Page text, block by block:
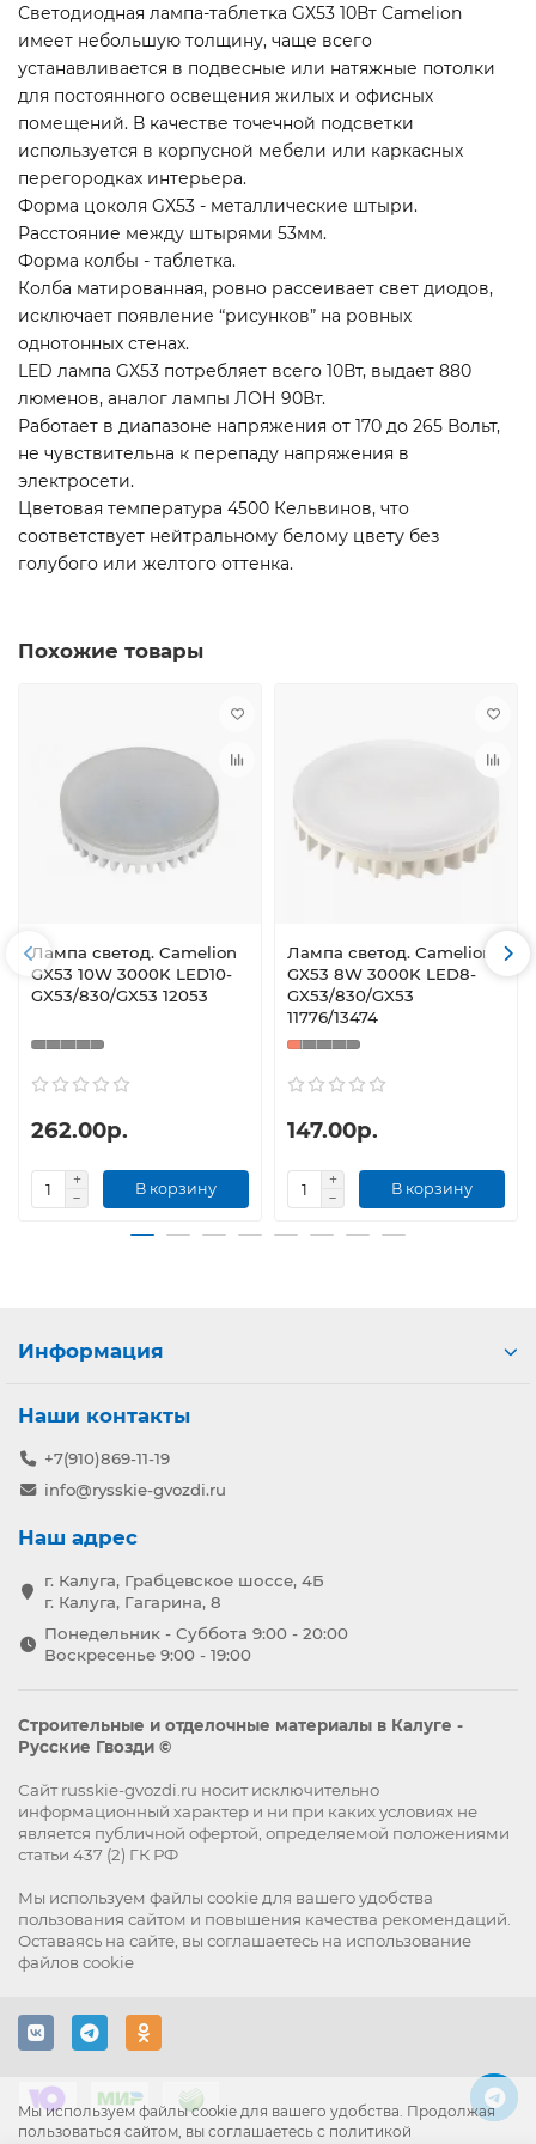
Светодиодная лампа-таблетка GX53 10Вт Camelion
имеет небольшую толщину, чаще всего
устанавливается в подвесные или натяжные потолки
для постоянного освещения жилых и офисных
помещений. В качестве точечной подсветки
используется в корпусной мебели или каркасных
перегородках интерьера.
Форма цоколя GX53 - металлические штыри.
Расстояние между штырями 53мм.
Форма колбы - таблетка.
Колба матированная, ровно рассеивает свет диодов,
исключает появление “рисунков” на ровных
однотонных стенах.
LED лампа GX53 потребляет всего 10Вт, выдает 880
люменов, аналог лампы ЛОН 90Вт.
Работает в диапазоне напряжения от 170 до 265 Вольт,
не чувствительна к перепаду напряжения в
электросети.
Цветовая температура 4500 Кельвинов, что
соответствует нейтральному белому цвету без
голубого или желтого оттенка.
Похожие товары
Лампа светод. Camelion
GX53 10W 3000K LED10-
GX53/830/GX53 12053
262.00р.
В корзину
Лампа светод. Camelion
GX53 8W 3000K LED8-
GX53/830/GX53
11776/13474
147.00р.
В корзину
Мы используем файлы cookie для вашего удобства. Продолжая
пользоваться сайтом, вы соглашаетесь с политикой
Информация
Наши контакты
+7(910)869-11-19
info@rysskie-gvozdi.ru
Наш адрес
г. Калуга, Грабцевское шоссе, 4Б
г. Калуга, Гагарина, 8
Понедельник - Суббота 9:00 - 20:00
Воскресенье 9:00 - 19:00
Строительные и отделочные материалы в Калуге -
Русские Гвозди ©
Сайт russkie-gvozdi.ru носит исключительно
информационный характер и ни при каких условиях не
является публичной офертой, определяемой положениями
статьи 437 (2) ГК РФ
Мы используем файлы cookie для вашего удобства
пользования сайтом и повышения качества рекомендаций.
Оставаясь на сайте, вы соглашаетесь на использование
файлов cookie